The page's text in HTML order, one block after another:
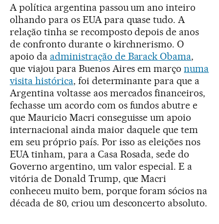
A política argentina passou um ano inteiro
olhando para os EUA para quase tudo. A
relação tinha se recomposto depois de anos
de confronto durante o kirchnerismo. O
apoio da administração de Barack Obama,
que viajou para Buenos Aires em marçonuma
visita histórica, foi determinante para que a
Argentina voltasse aos mercados financeiros,
fechasse um acordo com os fundos abutre e
que Mauricio Macri conseguisse um apoio
internacional ainda maior daquele que tem
em seu próprio país. Por isso as eleições nos
EUA tinham, para a Casa Rosada, sede do
Governo argentino, um valor especial. E a
vitória de Donald Trump, que Macri
conheceu muito bem, porque foram sócios na
década de 80, criou um desconcerto absoluto.